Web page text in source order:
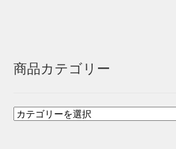
商品カテゴリー